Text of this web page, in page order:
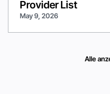
Provider List
May 9, 2026
Alle